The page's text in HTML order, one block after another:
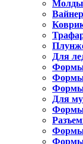
Молды
Для
Формы
Формы
Формы
Для
Формы
Формы
Формы